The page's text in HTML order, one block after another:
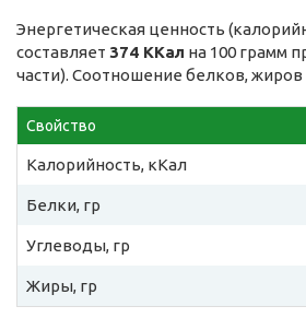
Энергетическая ценность
составляет 374 ККал на 100 грамм
части). Соотношение белков, жиров
Свойство
Калорийность, кКал
Белки, гр
Углеводы, гр
Жиры, гр